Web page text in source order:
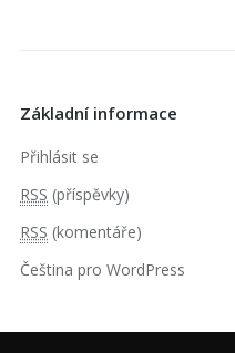
Základní informace
Přihlásit se
RSS (příspěvky)
RSS (komentáře)
Čeština pro WordPress